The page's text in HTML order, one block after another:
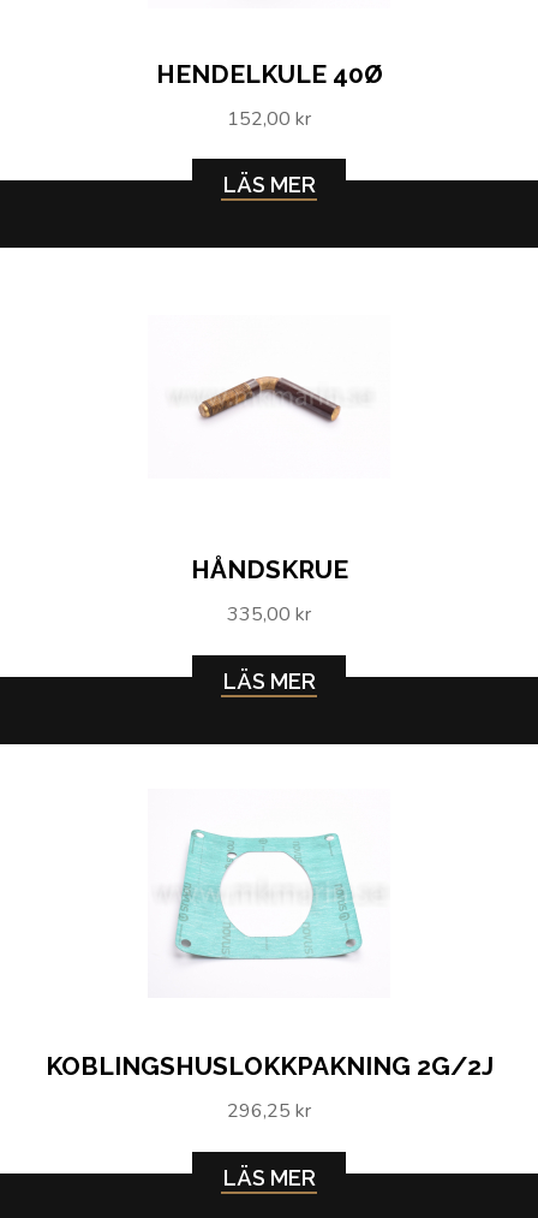
HENDELKULE 40Ø
152,00 kr
LÄS MER
HÅNDSKRUE
335,00 kr
LÄS MER
KOBLINGSHUSLOKKPAKNING 2G/2J
296,25 kr
LÄS MER